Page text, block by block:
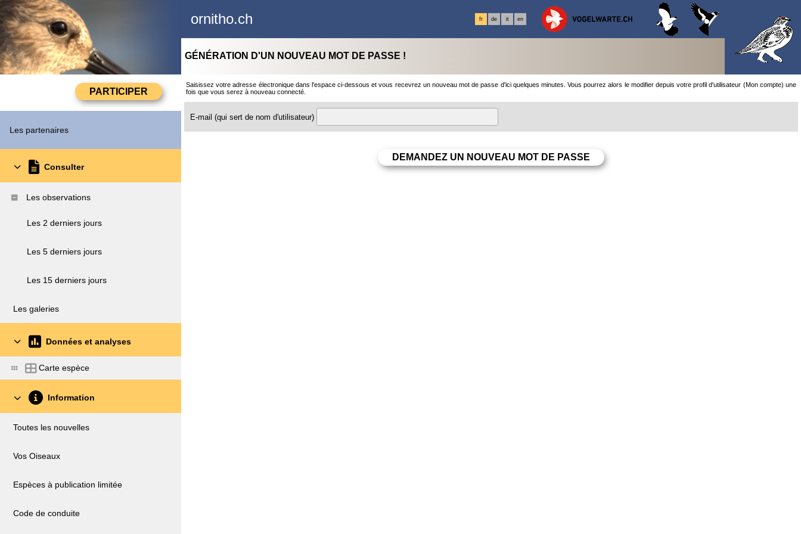
ornitho.ch fr de it en
Les partenaires
Consulter
Les observations
Les 2 derniers jours
Les 5 derniers jours
Les 15 derniers jours
Les galeries
Données et analyses
Carte espèce
Information
Toutes les nouvelles
Vos Oiseaux
Espèces à publication limitée
Code de conduite
GÉNÉRATION D'UN NOUVEAU MOT DE PASSE !
Saisissez votre adresse électronique dans l'espace ci-dessous et vous recevrez un nouveau mot de passe d'ici quelques minutes. Vous pourrez alors le modifier depuis votre profil d'utilisateur (Mon compte) une
fois que vous serez à nouveau connecté.
E-mail (qui sert de nom d'utilisateur)